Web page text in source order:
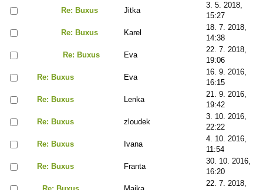
Re: Buxus
Jitka
3. 5. 2018,
15:27
Re: Buxus
Karel
18. 7. 2018,
14:38
Re: Buxus
Eva
22. 7. 2018,
19:06
Re: Buxus
Eva
16. 9. 2016,
16:15
Re: Buxus
Lenka
21. 9. 2016,
19:42
Re: Buxus
zloudek
3. 10. 2016,
22:22
Re: Buxus
Ivana
4. 10. 2016,
11:54
Re: Buxus
Franta
30. 10. 2016,
16:20
22. 7. 2018,